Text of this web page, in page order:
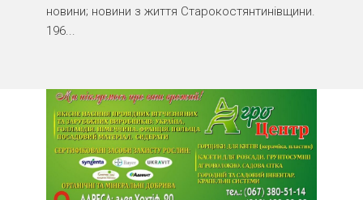
новини; новини з життя Старокостянтинівщини.
196...